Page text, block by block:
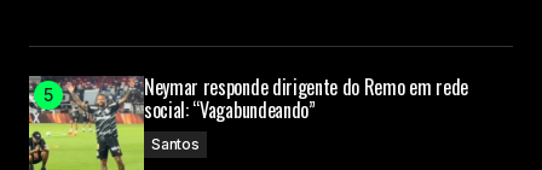
Neymar responde dirigente do Remo em rede
social: “Vagabundeando”
Santos